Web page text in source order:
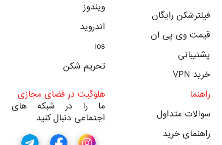
فیلترشکن رایگان
قیمت وی پی ان
پشتیبانی
خرید VPN
ویندوز
اندروید
ios
تحریم شکن
راهنما
سوالات متداول
راهنمای خرید
هلوگیت در فضای مجازی
ما را در شبکه های
اجتماعی دنبال کنید